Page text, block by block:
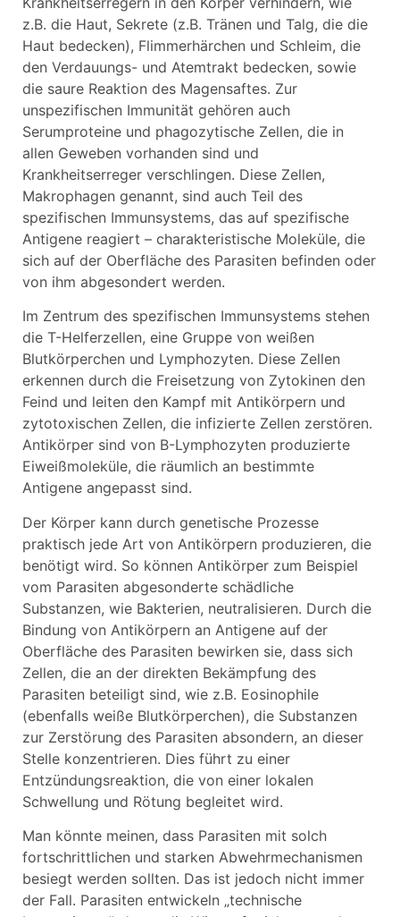
z.B. die Haut, Sekrete (z.B. Tränen und Talg, die die
Haut bedecken), Flimmerhärchen und Schleim, die
den Verdauungs- und Atemtrakt bedecken, sowie
die saure Reaktion des Magensaftes. Zur
unspezifischen Immunität gehören auch
Serumproteine und phagozytische Zellen, die in
allen Geweben vorhanden sind und
Krankheitserreger verschlingen. Diese Zellen,
Makrophagen genannt, sind auch Teil des
spezifischen Immunsystems, das auf spezifische
Antigene reagiert – charakteristische Moleküle, die
sich auf der Oberfläche des Parasiten befinden oder
von ihm abgesondert werden.
Im Zentrum des spezifischen Immunsystems stehen
die T-Helferzellen, eine Gruppe von weißen
Blutkörperchen und Lymphozyten. Diese Zellen
erkennen durch die Freisetzung von Zytokinen den
Feind und leiten den Kampf mit Antikörpern und
zytotoxischen Zellen, die infizierte Zellen zerstören.
Antikörper sind von B-Lymphozyten produzierte
Eiweißmoleküle, die räumlich an bestimmte
Antigene angepasst sind.
Der Körper kann durch genetische Prozesse
praktisch jede Art von Antikörpern produzieren, die
benötigt wird. So können Antikörper zum Beispiel
vom Parasiten abgesonderte schädliche
Substanzen, wie Bakterien, neutralisieren. Durch die
Bindung von Antikörpern an Antigene auf der
Oberfläche des Parasiten bewirken sie, dass sich
Zellen, die an der direkten Bekämpfung des
Parasiten beteiligt sind, wie z.B. Eosinophile
(ebenfalls weiße Blutkörperchen), die Substanzen
zur Zerstörung des Parasiten absondern, an dieser
Stelle konzentrieren. Dies führt zu einer
Entzündungsreaktion, die von einer lokalen
Schwellung und Rötung begleitet wird.
Man könnte meinen, dass Parasiten mit solch
fortschrittlichen und starken Abwehrmechanismen
besiegt werden sollten. Das ist jedoch nicht immer
der Fall. Parasiten entwickeln „technische